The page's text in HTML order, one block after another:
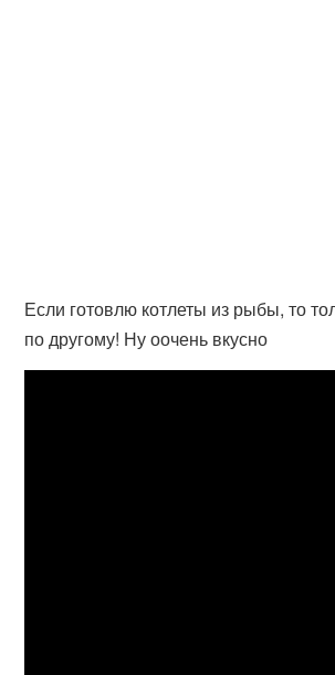
Если готовлю котлеты из рыбы, то
по другому! Ну оочень вкусно